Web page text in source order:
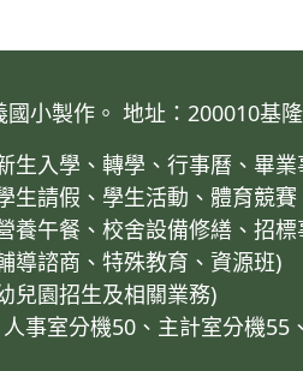
小製作。 地址：200010基
生入學、轉學、行事曆、畢
生請假、學生活動、體育競
養午餐、校舍設備修繕、招
導諮商、特殊教育、資源班)
兒園招生及相關業務)
事室分機50、主計室分機55